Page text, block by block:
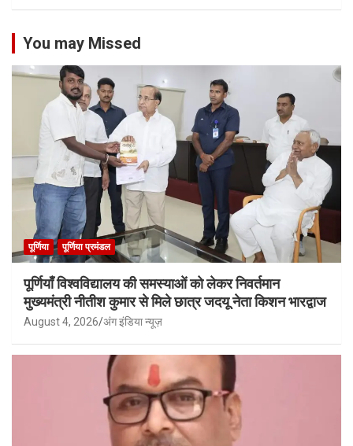
You may Missed
पूर्णिया पूर्णिया प्रमंडल
पूर्णियाँ विश्वविद्यालय की समस्याओं को लेकर निवर्तमान
मुख्यमंत्री नीतीश कुमार से मिले छात्र जदयू नेता किशन भारद्वाज
August 4, 2026 अंग इंडिया न्यूज़